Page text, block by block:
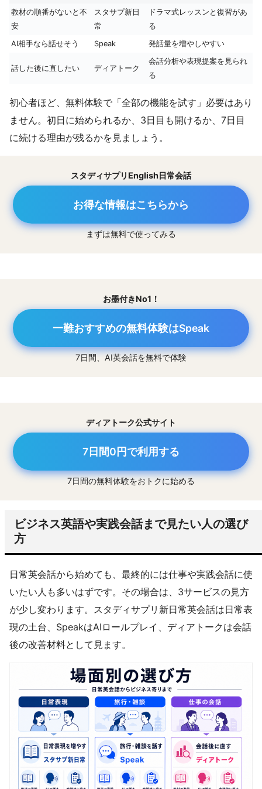
教材の順番がないと不
安
スタサプ新日
常
ドラマ式レッスンと復習があ
る
AI相手なら話せそう
Speak 発話量を増やしやすい
話した後に直したい ディアトーク
会話分析や表現提案を見られ
る
初心者ほど、無料体験で「全部の機能を試す」必要はあり
ません。初日に始められるか、3日目も開けるか、7日目
に続ける理由が残るかを見ましょう。
スタディサプリEnglish日常会話
お得な情報はこちらから
まずは無料で使ってみる
お墨付きNo1！
一難おすすめの無料体験はSpeak
7日間、AI英会話を無料で体験
ディアトーク公式サイト
7日間0円で利用する
7日間の無料体験をおトクに始める
ビジネス英語や実践会話まで見たい人の選び
方
日常英会話から始めても、最終的には仕事や実践会話に使
いたい人も多いはずです。その場合は、3サービスの見方
が少し変わります。スタディサプリ新日常英会話は日常表
現の土台、SpeakはAIロールプレイ、ディアトークは会話
後の改善材料として見ます。